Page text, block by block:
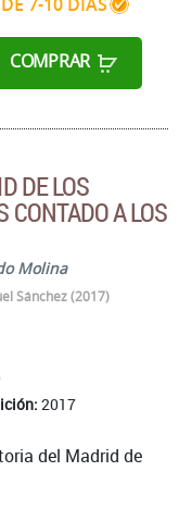
COMPRAR
DE LOS
CONTADO A LOS
Molina
Sánchez (2017)
2017
del Madrid de